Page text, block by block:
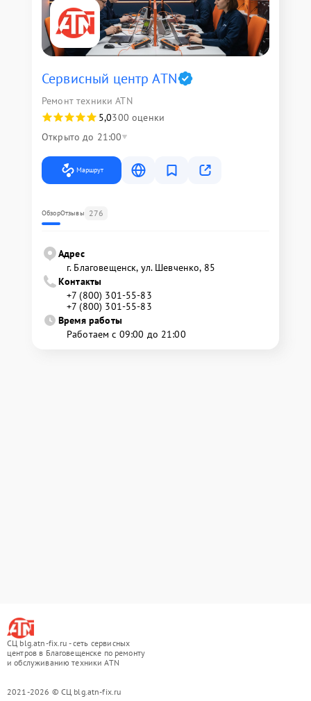
Сервисный центр ATN
Ремонт техники ATN
5,0300 оценки
Открыто до 21:00
Маршрут
ОбзорОтзывы 276
Адрес
г. Благовещенск, ул. Шевченко, 85
Контакты
+7 (800) 301-55-83
+7 (800) 301-55-83
Время работы
Работаем с 09:00 до 21:00
СЦ blg.atn-fix.ru - сеть сервисных
центров в Благовещенске по ремонту
и обслуживанию техники ATN
2021-2026 © СЦ blg.atn-fix.ru